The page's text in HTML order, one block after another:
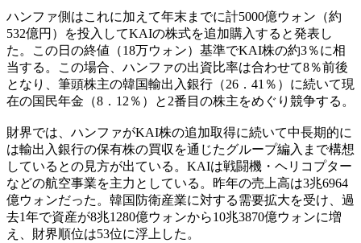
ハンファ側はこれに加えて年末までに計5000億ウォン（約
532億円）を投入してKAIの株式を追加購入すると発表し
た。この日の終値（18万ウォン）基準でKAI株の約3％に相
当する。この場合、ハンファの出資比率は合わせて8％前後
となり、筆頭株主の韓国輸出入銀行（26．41％）に続いて現
在の国民年金（8．12％）と2番目の株主をめぐり競争する。
財界では、ハンファがKAI株の追加取得に続いて中長期的に
は輸出入銀行の保有株の買収を通じたグループ編入まで構想
しているとの見方が出ている。KAIは戦闘機・ヘリコプター
などの航空事業を主力としている。昨年の売上高は3兆6964
億ウォンだった。韓国防衛産業に対する需要拡大を受け、過
去1年で資産が8兆1280億ウォンから10兆3870億ウォンに増
え、財界順位は53位に浮上した。